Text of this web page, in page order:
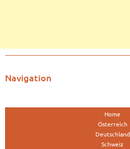
Navigation
Home
Österreich
Deutschland
Schweiz